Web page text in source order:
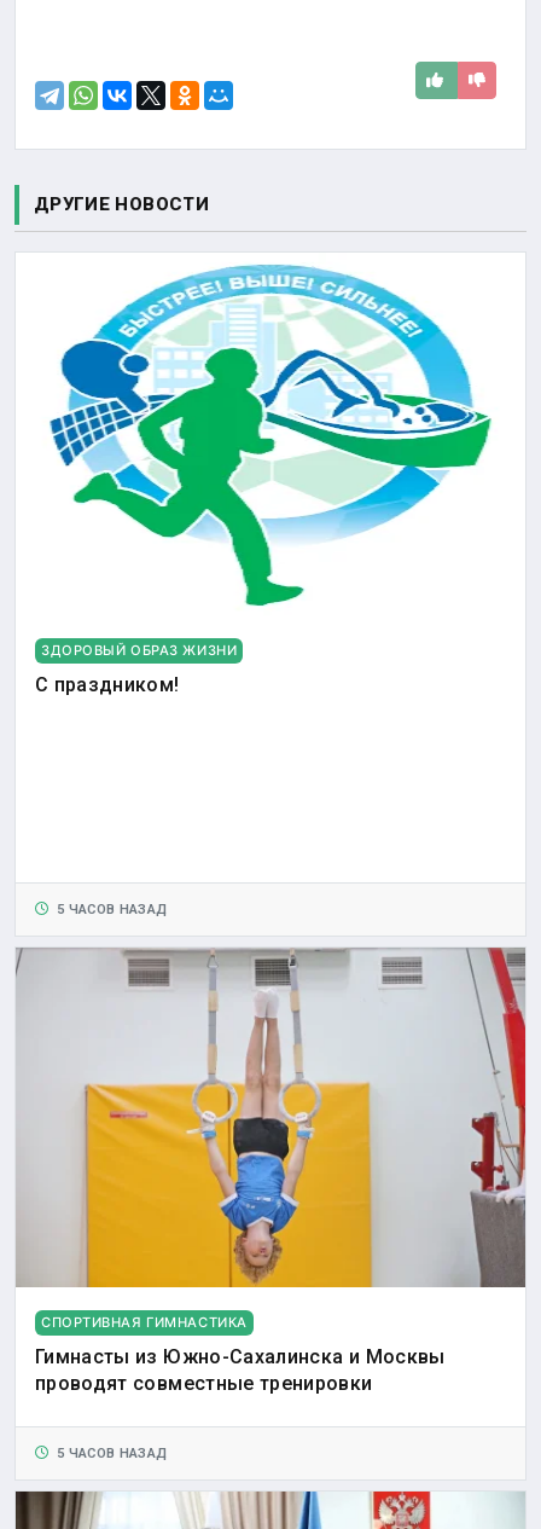
ДРУГИЕ НОВОСТИ
ЗДОРОВЫЙ ОБРАЗ ЖИЗНИ
С праздником!
5 ЧАСОВ НАЗАД
СПОРТИВНАЯ ГИМНАСТИКА
Гимнасты из Южно-Сахалинска и Москвы
проводят совместные тренировки
5 ЧАСОВ НАЗАД